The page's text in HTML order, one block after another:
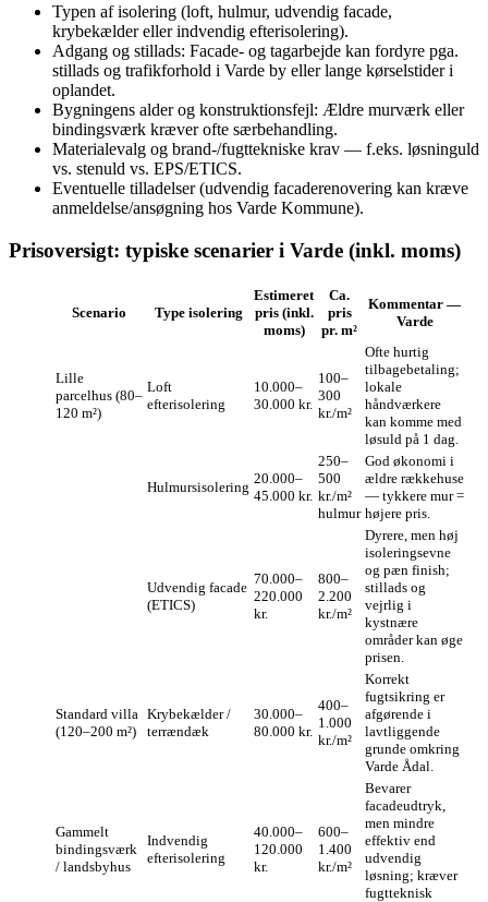
Typen af isolering (loft, hulmur, udvendig facade,
krybekælder eller indvendig efterisolering).
Adgang og stillads: Facade- og tagarbejde kan fordyre pga.
stillads og trafikforhold i Varde by eller lange kørselstider i
oplandet.
Bygningens alder og konstruktionsfejl: Ældre murværk eller
bindingsværk kræver ofte særbehandling.
Materialevalg og brand-/fugttekniske krav — f.eks. løsninguld
vs. stenuld vs. EPS/ETICS.
Eventuelle tilladelser (udvendig facaderenovering kan kræve
anmeldelse/ansøgning hos Varde Kommune).
Prisoversigt: typiske scenarier i Varde (inkl. moms)
Scenario Type isolering
Estimeret
pris (inkl.
moms)
Ca.
pris
pr. m²
Kommentar —
Varde
Lille
parcelhus (80–
120 m²)
Loft
efterisolering
10.000–
30.000 kr.
100–
300
kr./m²
Ofte hurtig
tilbagebetaling;
lokale
håndværkere
kan komme med
løsuld på 1 dag.
Hulmursisolering
20.000–
45.000 kr.
250–
500
kr./m²
hulmur
God økonomi i
ældre rækkehuse
— tykkere mur =
højere pris.
Udvendig facade
(ETICS)
70.000–
220.000
kr.
800–
2.200
kr./m²
Dyrere, men høj
isoleringsevne
og pæn finish;
stillads og
vejrlig i
kystnære
områder kan øge
prisen.
Standard villa
(120–200 m²)
Krybekælder /
terrændæk
30.000–
80.000 kr.
400–
1.000
kr./m²
Korrekt
fugtsikring er
afgørende i
lavtliggende
grunde omkring
Varde Ådal.
Gammelt
bindingsværk
/ landsbyhus
Indvendig
efterisolering
40.000–
120.000
kr.
600–
1.400
kr./m²
Bevarer
facadeudtryk,
men mindre
effektiv end
udvendig
løsning; kræver
fugtteknisk